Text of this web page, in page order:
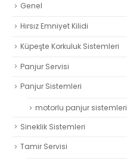
Genel
Hırsız Emniyet Kilidi
Küpeşte Korkuluk Sistemleri
Panjur Servisi
Panjur Sistemleri
motorlu panjur sistemleri
Sineklik Sistemleri
Tamir Servisi